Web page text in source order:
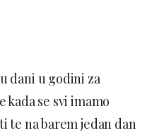
dani u godini za
kada se svi imamo
na barem jedan dan